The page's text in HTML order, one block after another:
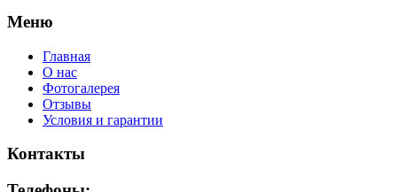
Меню
Главная
О нас
Фотогалерея
Отзывы
Условия и гарантии
Контакты